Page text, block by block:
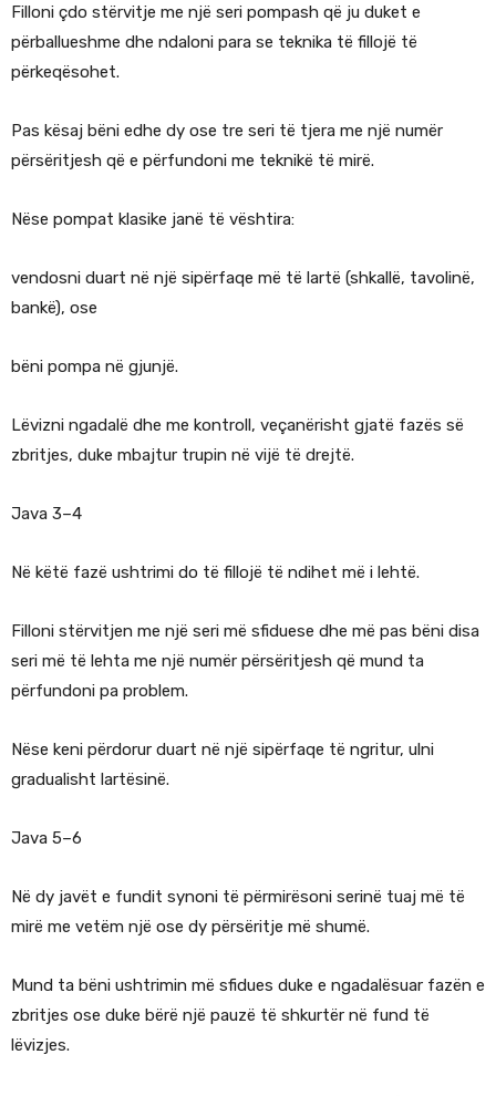
Filloni çdo stërvitje me një seri pompash që ju duket e
përballueshme dhe ndaloni para se teknika të fillojë të
përkeqësohet.
Pas kësaj bëni edhe dy ose tre seri të tjera me një numër
përsëritjesh që e përfundoni me teknikë të mirë.
Nëse pompat klasike janë të vështira:
vendosni duart në një sipërfaqe më të lartë (shkallë, tavolinë,
bankë), ose
bëni pompa në gjunjë.
Lëvizni ngadalë dhe me kontroll, veçanërisht gjatë fazës së
zbritjes, duke mbajtur trupin në vijë të drejtë.
Java 3–4
Në këtë fazë ushtrimi do të fillojë të ndihet më i lehtë.
Filloni stërvitjen me një seri më sfiduese dhe më pas bëni disa
seri më të lehta me një numër përsëritjesh që mund ta
përfundoni pa problem.
Nëse keni përdorur duart në një sipërfaqe të ngritur, ulni
gradualisht lartësinë.
Java 5–6
Në dy javët e fundit synoni të përmirësoni serinë tuaj më të
mirë me vetëm një ose dy përsëritje më shumë.
Mund ta bëni ushtrimin më sfidues duke e ngadalësuar fazën e
zbritjes ose duke bërë një pauzë të shkurtër në fund të
lëvizjes.